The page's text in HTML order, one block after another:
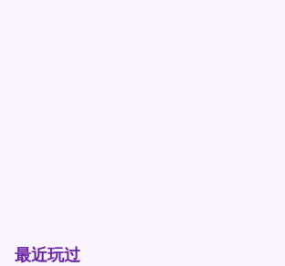
最近玩过